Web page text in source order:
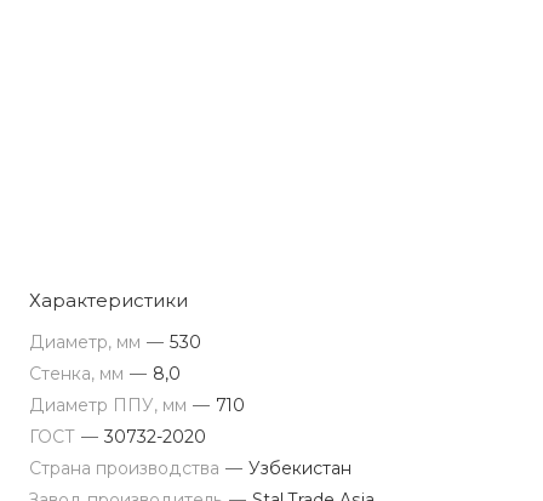
Характеристики
Диаметр, мм — 530
Стенка, мм — 8,0
Диаметр ППУ, мм — 710
ГОСТ — 30732-2020
Страна производства — Узбекистан